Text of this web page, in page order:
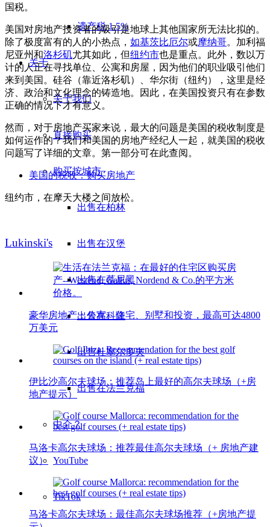
遗产税 1.5%
关于
关于我们
直接购买
购买按城市
出售在柏林
出售在汉堡
出售在慕尼黑
出售在科隆
出售杜塞尔多夫
出售在法兰克福
中介？
YouTube
TikTok
国税。
美国对房地产投资者的吸引是地球上其他国家所无法比拟的。
除了极度富有的人的小热点， 如基茨比厄尔或摩纳哥。加利福
尼亚州和洛杉矶尤其如此，但纽约市也是重点。此外，数以万
计的人正在寻找单位、公寓和房屋，因为他们的职业吸引他们
来到美国。硅谷（靠近洛杉矶）、华尔街（纽约），这里是经
济、政治和文化理念的铸造地。因此，在美国投资只有在参数
正确的情况下才有意义。
然而，对于房地产买家来说，最大的问题是美国的税收制度是
如何运作的？我们和美国的房地产经纪人一起，就美国的税收
问题写了详细的文章。第一部分可在此查阅。
美国的税收：购买房地产
纽约市，在摩天大楼之间放松。
Lukinski's
豪华房地产：公寓、住宅、别墅和投资，最高可达4800
万美元
伊比沙高尔夫球场：推荐岛上最好的高尔夫球场（+房
地产提示）
马洛卡高尔夫球场：推荐最佳高尔夫球场（+ 房地产建
议）
马洛卡高尔夫球场：最佳高尔夫球场推荐（+房地产提